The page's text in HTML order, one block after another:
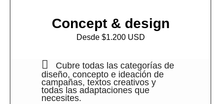
Concept & design
Desde $1.200 USD
Cubre todas las categorías de
diseño, concepto e ideación de
campañas, textos creativos y
todas las adaptaciones que
necesites.